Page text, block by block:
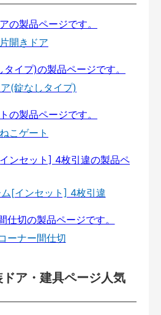
片開きドア
(錠なしタイプ)
ねこゲート
[インセット] 4枚引違
ーナー間仕切
ア・建具ページ人気